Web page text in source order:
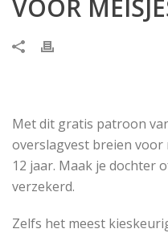
VOOR
Met dit gratis patroon
overslagvest breien voor
12 jaar. Maak je dochter
verzekerd.
Zelfs het meest